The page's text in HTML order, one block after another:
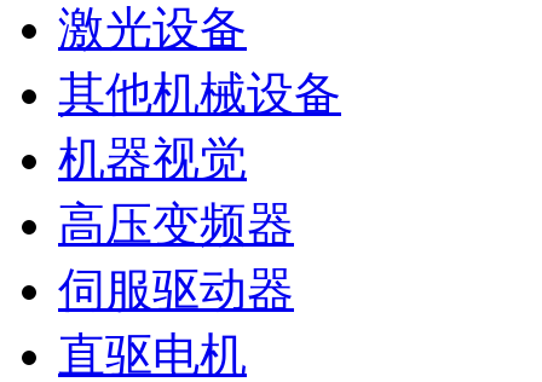
激光设备
其他机械设备
机器视觉
高压变频器
伺服驱动器
直驱电机